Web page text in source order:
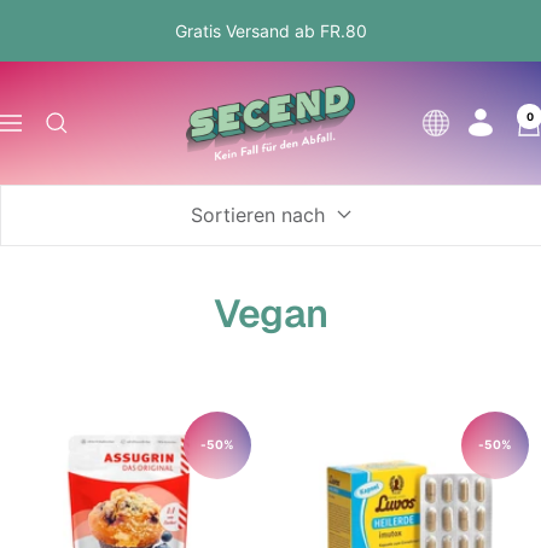
Gratis Versand ab FR.80
Navigation
Secend.ch
Sprache
0
Sortieren nach
Vegan
-50% -50%